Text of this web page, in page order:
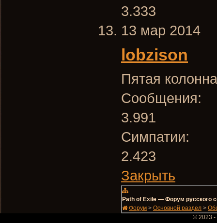
3.333
13 мар 2014
lobzison
Пятая
Сообщения:
3.991
Симпатии:
2.423
Закрыть
Path of Exile — Форум русского
Форум > Основной раздел >
© 2023 -